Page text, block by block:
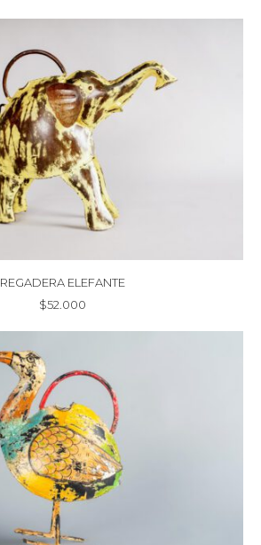
REGADERA ELEFANTE
$52.000